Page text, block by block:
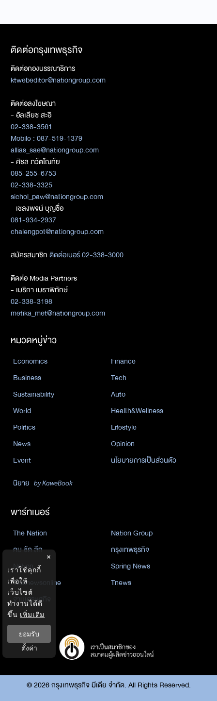
ติดต่อกรุงเทพธุรกิจ
ติดต่อกองบรรณาธิการ
ktwebeditor@nationgroup.com
ติดต่อลงโฆษณา
- อัลเลียซ สะอิ
02-338-3561
Mobile : 087-519-1379
allias_sae@nationgroup.com
- ศิชล ภวัตโณทัย
085-255-6753
02-338-3325
sichol_paw@nationgroup.com
- เชลงพจน์ บุญซื่อ
081-934-2937
chalengpot@nationgroup.com
สมัครสมาชิกติดต่อเบอร์ 02-338-3000
ติดต่อ Media Partners
- เมธิกา เมธาพิทักษ์
02-338-3198
metika_met@nationgroup.com
หมวดหมู่ข่าว
Economics
Finance
Business
Tech
Sustainability
Auto
World
Health&Wellness
Politics
Lifestyle
News
Opinion
Event
นโยบายการเป็นส่วนตัว
นิยาย by KaweBook
พาร์ทเนอร์
The Nation
Nation Group
คม ชัด ลึก
กรุงเทพธุรกิจ
Nation
Spring News
Thainewsonline
Tnews
ฐานเศรษฐกิจ
©2026กรุงเทพธุรกิจ มีเดีย จำกัด. All Rights Reserved.
×
เราใช้คุกกี้
เพื่อให้
เว็บไซต์
ทำงานได้ดี
ขึ้น เพิ่มเติม
ยอมรับ
ตั้งค่า